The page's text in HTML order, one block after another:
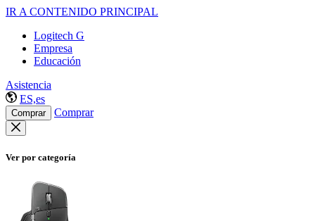
IR A CONTENIDO PRINCIPAL
Logitech G
Empresa
Educación
Asistencia
ES,es
Comprar Comprar
Ver por categoría